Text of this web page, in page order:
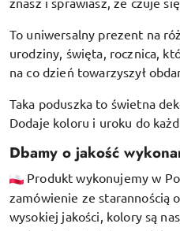
To uniwersalny prezent na
urodziny, święta, rocznica,
na co dzień towarzyszył
Taka poduszka to świetna
Dodaje koloru i uroku do
Dbamy o jakość
Produkt wykonujemy w
zamówienie ze starannością
wysokiej jakości, kolory są